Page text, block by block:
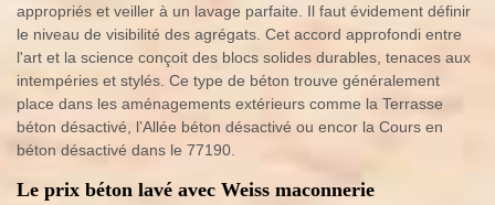
appropriés et veiller à un lavage parfaite. Il faut évidement définir
le niveau de visibilité des agrégats. Cet accord approfondi entre
l'art et la science conçoit des blocs solides durables, tenaces aux
intempéries et stylés. Ce type de béton trouve généralement
place dans les aménagements extérieurs comme la Terrasse
béton désactivé, l’Allée béton désactivé ou encor la Cours en
béton désactivé dans le 77190.
Le prix béton lavé avec Weiss maconnerie